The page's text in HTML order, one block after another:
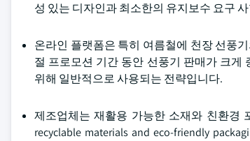
성 있는 디자인과 최소한의 유지보수 요구
온라인 플랫폼은 특히 여름철에 천장 선풍
절 프로모션 기간 동안 선풍기 판매가 크게
위해 일반적으로 사용되는 전략입니다.
제조업체는 재활용 가능한 소재와 친환경
recyclable materials and eco-friendly